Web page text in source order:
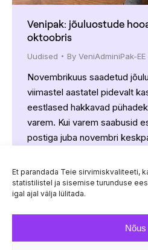
Et parandada Teie sirvimiskvaliteeti,
statistilistel ja sisemise turunduse
igal ajal välja lülitada.
Nõus
Venipak: jõuluostude
oktoobris
Uudised By VeniAdminiPak-EE
Novembrikuus saadetud
viimastel aastatel pidevalt
eestlased hakkavad
varem. Kui varem saabusid
postiga juba novembri
pakiveofirma Venipak
novembril ehk umbes kaks
trend jätkub, võib esimene